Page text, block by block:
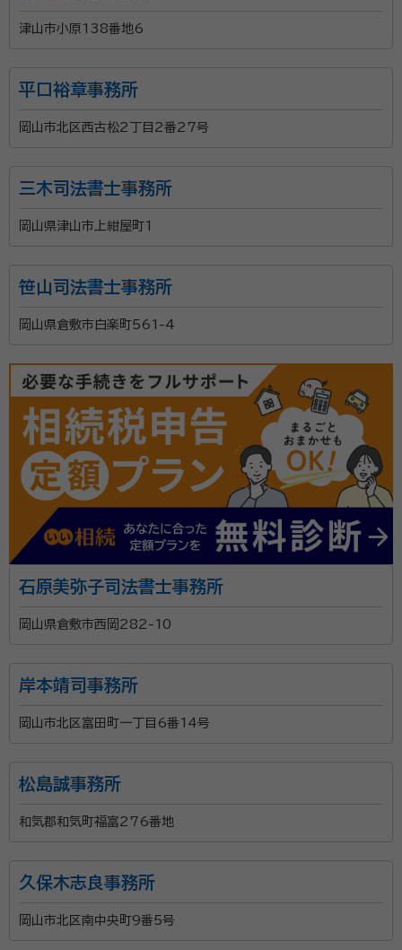
津山市小原138番地6
平口裕章事務所
岡山市北区西古松2丁目2番27号
三木司法書士事務所
岡山県津山市上紺屋町1
笹山司法書士事務所
岡山県倉敷市白楽町561-4
石原美弥子司法書士事務所
岡山県倉敷市西岡282-10
岸本靖司事務所
岡山市北区富田町一丁目6番14号
松島誠事務所
和気郡和気町福富276番地
久保木志良事務所
岡山市北区南中央町9番5号